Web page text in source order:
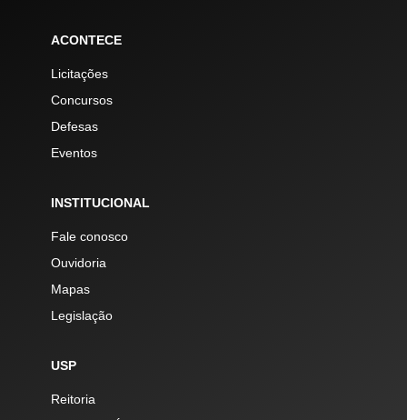
ACONTECE
Licitações
Concursos
Defesas
Eventos
INSTITUCIONAL
Fale conosco
Ouvidoria
Mapas
Legislação
USP
Reitoria